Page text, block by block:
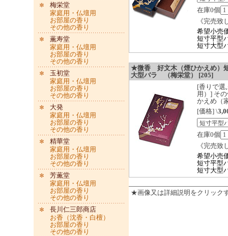
梅栄堂
家庭用・仏壇用
お部屋の香り
その他の香り
薫寿堂
家庭用・仏壇用
お部屋の香り
その他の香り
玉初堂
家庭用・仏壇用
お部屋の香り
その他の香り
大発
家庭用・仏壇用
お部屋の香り
その他の香り
精華堂
家庭用・仏壇用
お部屋の香り
その他の香り
芳薫堂
家庭用・仏壇用
お部屋の香り
その他の香り
長川仁三郎商店
お香（沈香・白檀）
お部屋の香り
その他の香り
在庫0個
《完売致
希望小売
短寸平型
短寸大型
★微香 好文木（煙ひかえめ）
大型バラ （梅栄堂） [205]
[香りで選
用）] そ
かえめ（
[価格] \
在庫0個
《完売致
希望小売
短寸平型
短寸大型
★画像又は詳細説明をクリック